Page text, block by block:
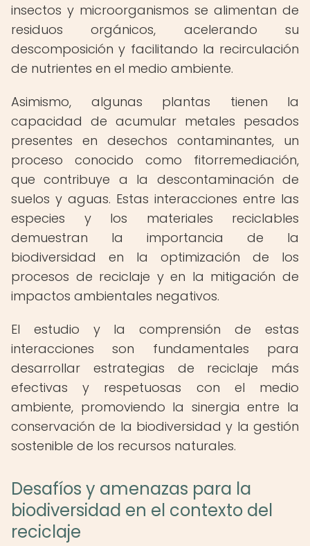
insectos y microorganismos se alimentan de
residuos orgánicos, acelerando su
descomposición y facilitando la recirculación
de nutrientes en el medio ambiente.
Asimismo, algunas plantas tienen la
capacidad de acumular metales pesados
presentes en desechos contaminantes, un
proceso conocido como fitorremediación,
que contribuye a la descontaminación de
suelos y aguas. Estas interacciones entre las
especies y los materiales reciclables
demuestran la importancia de la
biodiversidad en la optimización de los
procesos de reciclaje y en la mitigación de
impactos ambientales negativos.
El estudio y la comprensión de estas
interacciones son fundamentales para
desarrollar estrategias de reciclaje más
efectivas y respetuosas con el medio
ambiente, promoviendo la sinergia entre la
conservación de la biodiversidad y la gestión
sostenible de los recursos naturales.
Desafíos y amenazas para la
biodiversidad en el contexto del
reciclaje